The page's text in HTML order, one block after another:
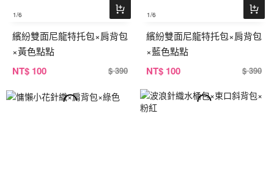
1/6
繽紛雙面尼龍特托包×肩背包
×黃色點點
NT$ 100 $ 390
1/6
繽紛雙面尼龍特托包×肩背包
×藍色點點
NT$ 100 $ 390